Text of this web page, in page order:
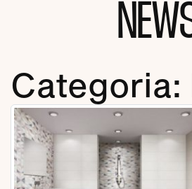
Categoria: